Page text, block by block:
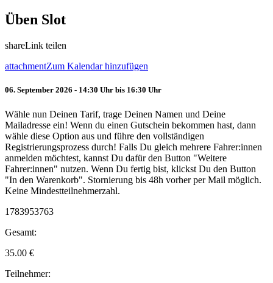
Üben Slot
shareLink teilen
attachmentZum Kalendar hinzufügen
06. September 2026 - 14:30 Uhr bis 16:30 Uhr
Wähle nun Deinen Tarif, trage Deinen Namen und Deine
Mailadresse ein! Wenn du einen Gutschein bekommen hast, dann
wähle diese Option aus und führe den vollständigen
Registrierungsprozess durch! Falls Du gleich mehrere Fahrer:innen
anmelden möchtest, kannst Du dafür den Button "Weitere
Fahrer:innen" nutzen. Wenn Du fertig bist, klickst Du den Button
"In den Warenkorb". Stornierung bis 48h vorher per Mail möglich.
Keine Mindestteilnehmerzahl.
1783953763
Gesamt:
35.00 €
Teilnehmer: